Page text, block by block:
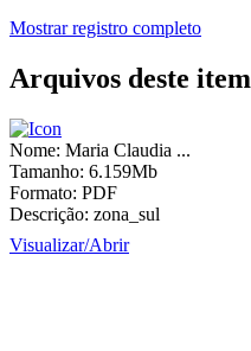
Mostrar registro completo
Arquivos deste item
Nome: Maria Claudia ...
Tamanho: 6.159Mb
Formato: PDF
Descrição: zona_sul
Visualizar/Abrir